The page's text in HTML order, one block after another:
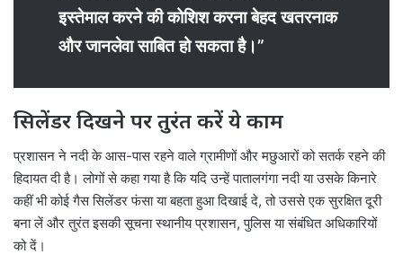
इस्तेमाल करने की कोशिश करना बेहद खतरनाक
और जानलेवा साबित हो सकता है।”
सिलेंडर दिखने पर तुरंत करें ये काम
प्रशासन ने नदी के आस-पास रहने वाले ग्रामीणों और मछुआरों को सतर्क रहने की
हिदायत दी है। लोगों से कहा गया है कि यदि उन्हें पातालगंगा नदी या उसके किनारे
कहीं भी कोई गैस सिलेंडर फंसा या बहता हुआ दिखाई दे, तो उससे एक सुरक्षित दूरी
बना लें और तुरंत इसकी सूचना स्थानीय प्रशासन, पुलिस या संबंधित अधिकारियों
को दें।